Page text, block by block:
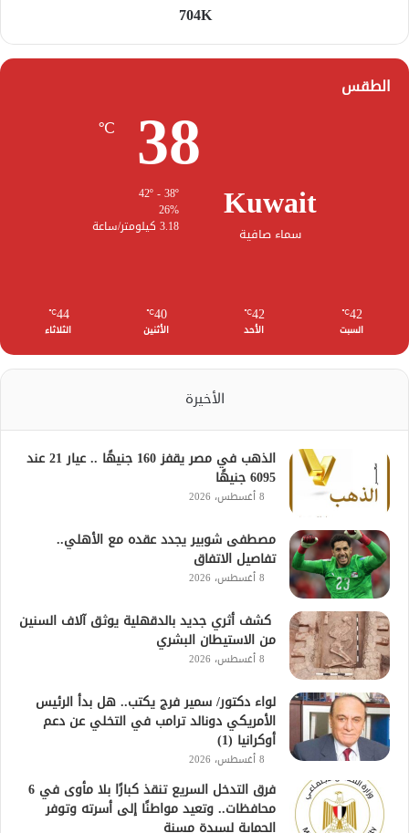
704K
الطقس
Kuwait
سماء صافية
38
℃
26%
3.18 كيلومتر/ساعة
42
℃
السبت
42
℃
الأحد
40
℃
الأثنين
44
℃
الثلاثاء
الأخيرة
الذهب في مصر يقفز 160 جنيهًا .. عيار 21 عند
6095 جنيهًا
8 أغسطس، 2026
مصطفى شوبير يجدد عقده مع الأهلي..
تفاصيل الاتفاق
8 أغسطس، 2026
كشف أثري جديد بالدقهلية يوثق آلاف السنين
من الاستيطان البشري
8 أغسطس، 2026
لواء دكتور/ سمير فرج يكتب.. هل بدأ الرئيس
الأمريكي دونالد ترامب في التخلي عن دعم
أوكرانيا (1)
8 أغسطس، 2026
فرق التدخل السريع تنقذ كبارًا بلا مأوى في 6
محافظات.. وتعيد مواطنًا إلى أسرته وتوفر
الحماية لسيدة مسنة